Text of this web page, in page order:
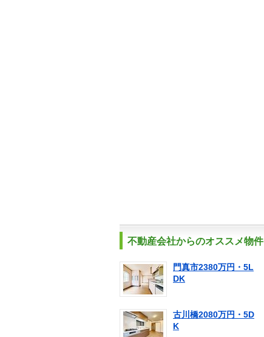
不動産会社からのオススメ物件
門真市2380万円・5L
DK
古川橋2080万円・5D
K